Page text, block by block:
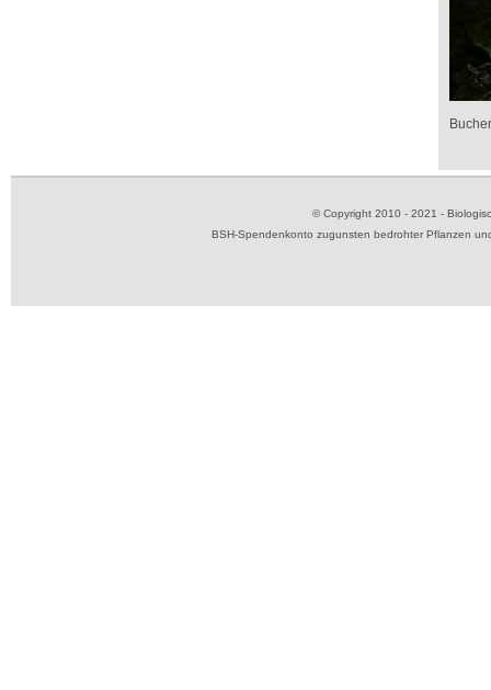
© Copyright 2010 - 2021 -
BSH-Spendenkonto zugunsten bedrohter Pflanzen